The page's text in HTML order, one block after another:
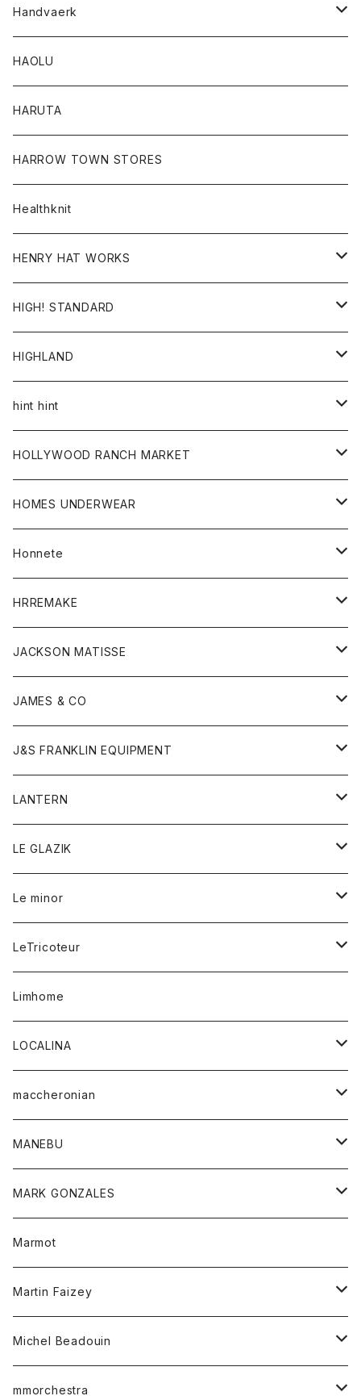
アウター
カーディガン
コート
トップス
シャツ
スウェット
レディース
カーディガン
コート
ボトム
パンツ
Handvaerk
トップス
Tシャツ
ロンTEE
HAOLU
HARUTA
HARROW TOWN STORES
Healthknit
HENRY HAT WORKS
帽子
HIGH! STANDARD
アウター
ジャケット
トップス
シャツ
カーディガン
ボトム
グッズ
帽子
HIGHLAND
帽子
hint hint
ストール
HOLLYWOOD RANCH MARKET
アウター
カーディガン
コート
フリース
アクセサリー
ウォレット
ストール
マフラー
リング
キッズ
Tシャツ
グッズ
アンダーウェア
靴
バンダナ
トップス
カーディガン
ジャケット
タンクトップ
Tシャツ
ベスト
ポロシャツ
ロングスリーブTシャツ
ボトム
オーバーオール
ショートパンツ
レディース
アウター
カーディガン
セーター
チュニック
HOMES UNDERWEAR
アウター
カーディガン
コート
キッズ
Tシャツ
ロンパース
グッズ
靴
ストール
トップス
カットソー
シャツ
ボトム
オーバーオール
ショートパンツ
レディース
オーバーオール
シャツ
ワンピース
ワンピース
Honnete
ブラウス
ワンピース
HRREMAKE
バック
キッズ
トレーナー
トップス
Gジャケット
スウェット
帽子
JACKSON MATISSE
Tシャツ
帽子
JAMES & CO
ボトム
J&S FRANKLIN EQUIPMENT
アウター
LANTERN
アウター
Tシャツ
LE GLAZIK
レディース
コート
シャツ
ワンピース
Tシャツ
Le minor
ボトム
スカート
パンツ
レディース
アウター
カットソー
トップス
シャツ
LeTricoteur
カーディガン
Limhome
LOCALINA
ロングスリーブテーシャツ
maccheronian
靴
MANEBU
靴
MARK GONZALES
トップス
Tシャツ
Marmot
Martin Faizey
ベルト
Michel Beadouin
トップス
mmorchestra